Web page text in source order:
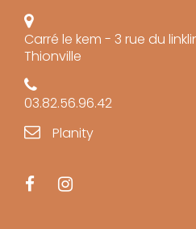
Carré le kem - 3 rue du
Thionville
03.82.56.96.42
Planity